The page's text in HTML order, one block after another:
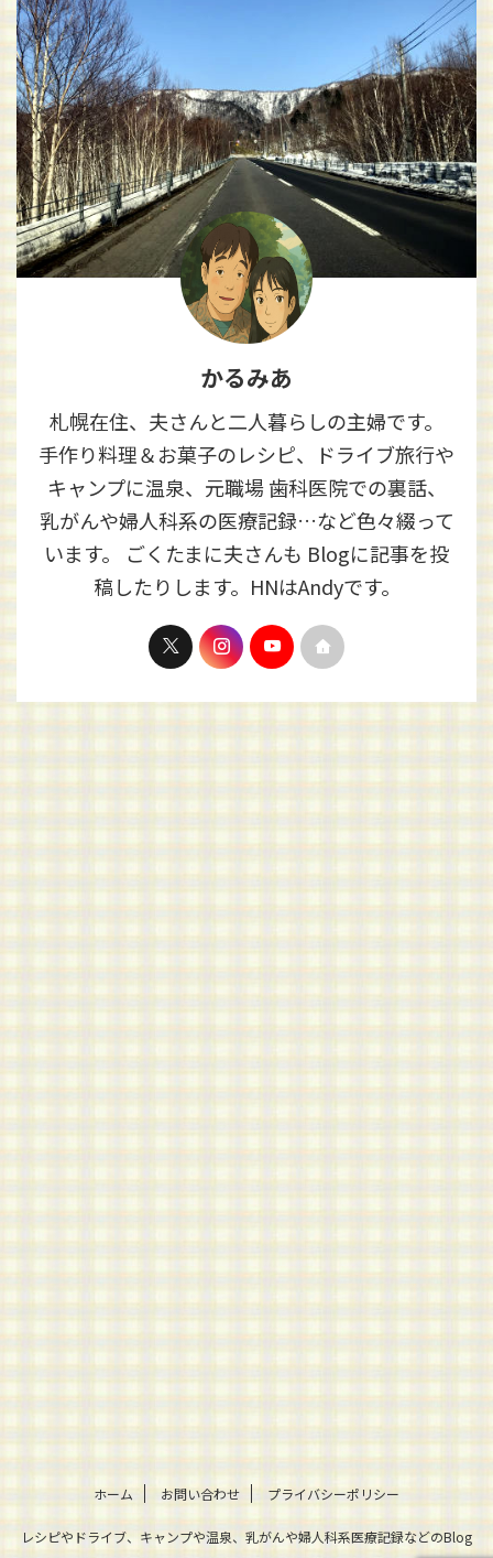
かるみあ
札幌在住、夫さんと二人暮らしの主婦です。
手作り料理＆お菓子のレシピ、ドライブ旅行や
キャンプに温泉、元職場 歯科医院での裏話、
乳がんや婦人科系の医療記録…など色々綴って
います。 ごくたまに夫さんも Blogに記事を投
稿したりします。HNはAndyです。
ホーム お問い合わせ プライバシーポリシー
レシピやドライブ、キャンプや温泉、乳がんや婦人科系医療記録などのBlog